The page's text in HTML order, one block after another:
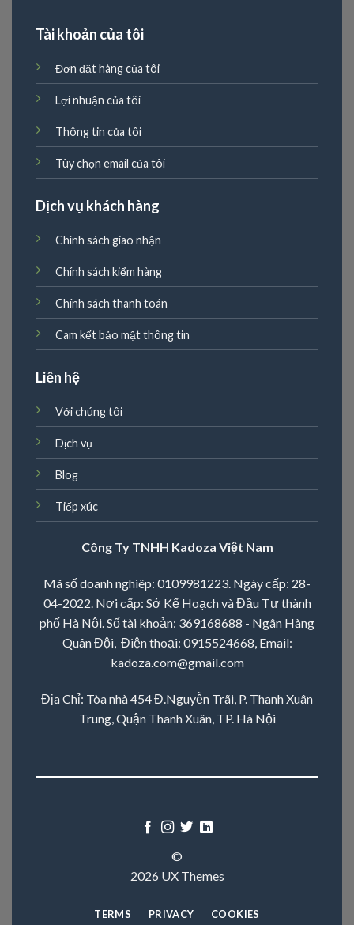
Tài khoản của tôi
Đơn đặt hàng của tôi
Lợi nhuận của tôi
Thông tin của tôi
Tùy chọn email của tôi
Dịch vụ khách hàng
Chính sách giao nhận
Chính sách kiểm hàng
Chính sách thanh toán
Cam kết bảo mật thông tin
Liên hệ
Với chúng tôi
Dịch vụ
Blog
Tiếp xúc
Công Ty TNHH Kadoza Việt Nam
Mã số doanh nghiêp: 0109981223. Ngày cấp: 28-
04-2022. Nơi cấp: Sở Kế Hoạch và Đầu Tư thành
phố Hà Nội. Số tài khoản: 369168688 - Ngân Hàng
Quân Đội, Điện thoại: 0915524668, Email:
kadoza.com@gmail.com
Địa Chỉ: Tòa nhà 454 Đ.Nguyễn Trãi, P. Thanh Xuân
Trung, Quận Thanh Xuân, TP. Hà Nội
©
2026 UX Themes
TERMS PRIVACY COOKIES